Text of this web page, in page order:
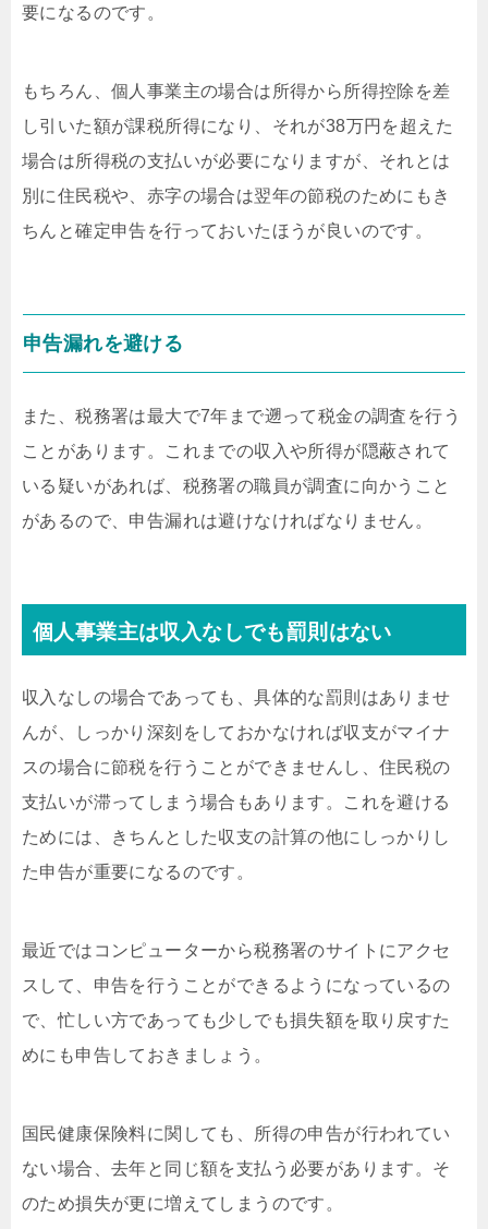
要になるのです。
もちろん、個人事業主の場合は所得から所得控除を差
し引いた額が課税所得になり、それが38万円を超えた
場合は所得税の支払いが必要になりますが、それとは
別に住民税や、赤字の場合は翌年の節税のためにもき
ちんと確定申告を行っておいたほうが良いのです。
申告漏れを避ける
また、税務署は最大で7年まで遡って税金の調査を行う
ことがあります。これまでの収入や所得が隠蔽されて
いる疑いがあれば、税務署の職員が調査に向かうこと
があるので、申告漏れは避けなければなりません。
個人事業主は収入なしでも罰則はない
収入なしの場合であっても、具体的な罰則はありませ
んが、しっかり深刻をしておかなければ収支がマイナ
スの場合に節税を行うことができませんし、住民税の
支払いが滞ってしまう場合もあります。これを避ける
ためには、きちんとした収支の計算の他にしっかりし
た申告が重要になるのです。
最近ではコンピューターから税務署のサイトにアクセ
スして、申告を行うことができるようになっているの
で、忙しい方であっても少しでも損失額を取り戻すた
めにも申告しておきましょう。
国民健康保険料に関しても、所得の申告が行われてい
ない場合、去年と同じ額を支払う必要があります。そ
のため損失が更に増えてしまうのです。